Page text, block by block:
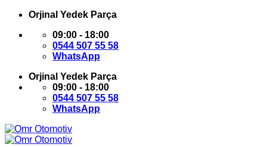
İçeriğeOrjinal Yedek Parça
09:00 - 18:00
0544 507 55 58
WhatsApp
Orjinal Yedek Parça
09:00 - 18:00
0544 507 55 58
WhatsApp